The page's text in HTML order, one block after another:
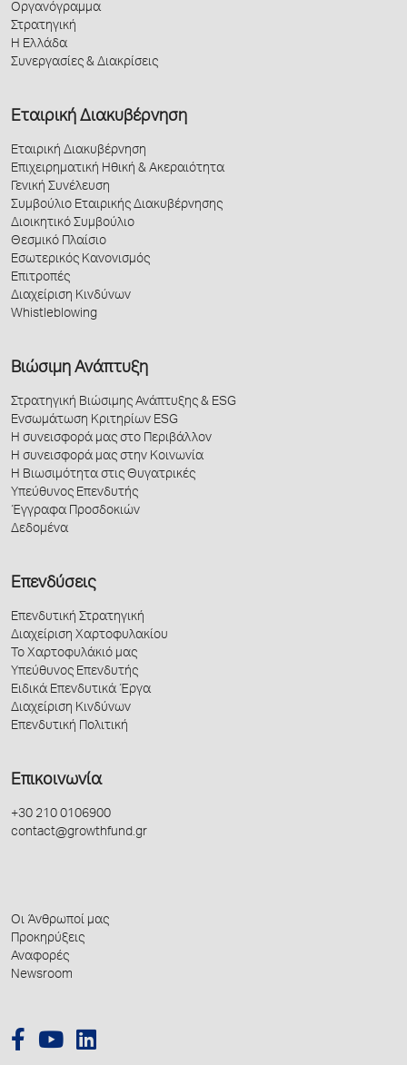
Οργανόγραμμα
Στρατηγική
Η Ελλάδα
Συνεργασίες & Διακρίσεις
Εταιρική Διακυβέρνηση
Εταιρική Διακυβέρνηση
Επιχειρηματική Ηθική & Ακεραιότητα
Γενική Συνέλευση
Συμβούλιο Εταιρικής Διακυβέρνησης
Διοικητικό Συμβούλιο
Θεσμικό Πλαίσιο
Εσωτερικός Κανονισμός
Επιτροπές
Διαχείριση Κινδύνων
Whistleblowing
Βιώσιμη Ανάπτυξη
Στρατηγική Βιώσιμης Ανάπτυξης & ESG
Ενσωμάτωση Κριτηρίων ESG
Η συνεισφορά μας στο Περιβάλλον
Η συνεισφορά μας στην Κοινωνία
Η Βιωσιμότητα στις Θυγατρικές
Υπεύθυνος Επενδυτής
Έγγραφα Προσδοκιών
Δεδομένα
Επενδύσεις
Επενδυτική Στρατηγική
Διαχείριση Χαρτοφυλακίου
Το Χαρτοφυλάκιό μας
Υπεύθυνος Επενδυτής
Ειδικά Επενδυτικά Έργα
Διαχείριση Κινδύνων
Επενδυτική Πολιτική
Επικοινωνία
+30 210 0106900
contact@growthfund.gr
Οι Άνθρωποί μας
Προκηρύξεις
Αναφορές
Newsroom